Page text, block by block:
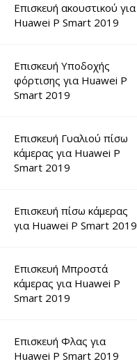
Επισκευή ακουστικού για
Huawei P Smart 2019
Επισκευή Υποδοχής
φόρτισης για Huawei P
Smart 2019
Επισκευή Γυαλιού πίσω
κάμερας για Huawei P
Smart 2019
Επισκευή πίσω κάμερας
για Huawei P Smart 2019
Επισκευή Μπροστά
κάμερας για Huawei P
Smart 2019
Επισκευή Φλας για
Huawei P Smart 2019